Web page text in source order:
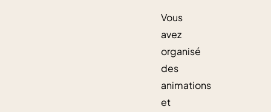
Vous
avez
organisé
des
animations
et